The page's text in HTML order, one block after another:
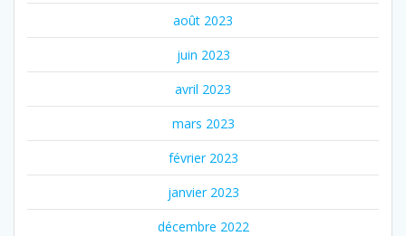
août 2023
juin 2023
avril 2023
mars 2023
février 2023
janvier 2023
décembre 2022